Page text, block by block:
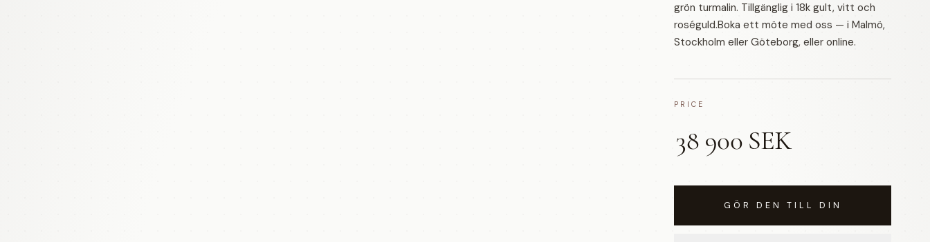
grön turmalin. Tillgänglig i 18k gult, vitt och
roséguld.Boka ett möte med oss — i Malmö,
Stockholm eller Göteborg, eller online.
PRICE
38 900 SEK
GÖR DEN TILL DIN